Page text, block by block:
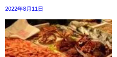
2022年8月11日